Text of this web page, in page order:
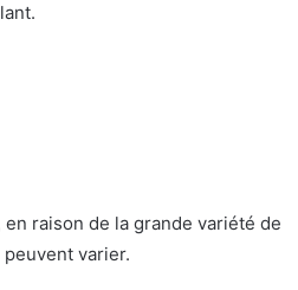
raison de la grande variété de
varier.